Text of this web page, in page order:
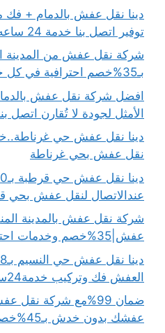
دينا نقل عفش بالدمام + فك
توفير اتصل بنا خدمة 24 ساعه
شركة نقل عفش من المدينة
بـ35%خصم احترافية في كل خطوة اتصل بنا الان
الأمثل لجودة لا تُقارن اتصل
نقل عفش بحي غرناطة
عندالاتصال لنقل عفش بحي
عفش|35%خصم وخدمات احترافية اتصل الان
العفش فك وتركيب خدمة24ساعة
ضمان 99%مع شركة
عفشك بدون خدش بـ45%خصم فوري